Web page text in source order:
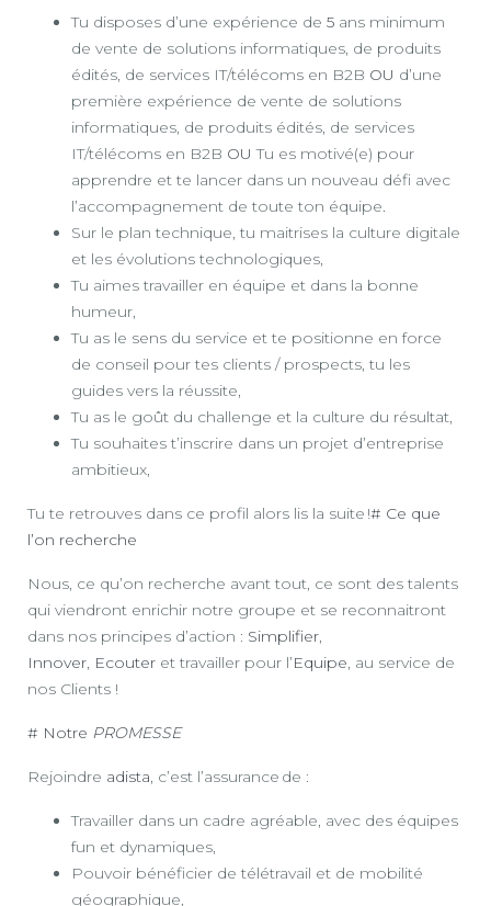
Tu disposes d’une expérience de 5 ans minimum
de vente de solutions informatiques, de produits
édités, de services IT/télécoms en B2B OU d’une
première expérience de vente de solutions
informatiques, de produits édités, de services
IT/télécoms en B2B OUTu es motivé(e) pour
apprendre et te lancer dans un nouveau défi avec
l’accompagnement de toute ton équipe.
Sur le plan technique, tu maitrises la culture digitale
et les évolutions technologiques,
Tu aimes travailler en équipe et dans la bonne
humeur,
Tu as le sens du service et te positionne en force
de conseil pour tes clients / prospects, tu les
guides vers la réussite,
Tu as le goût du challenge et la culture du résultat,
Tu souhaites t’inscrire dans un projet d’entreprise
ambitieux,
Tu te retrouves dans ce profil alors lis la suite !# Ce que
l’on recherche
Nous, ce qu’on recherche avant tout, ce sont des talents
qui viendront enrichir notre groupe et se reconnaitront
dans nos principes d’action : Simplifier,
Innover, Ecouter et travailler pour l’Equipe, au service de
nos Clients !
# Notre PROMESSE
Rejoindre adista, c’est l’assurance de :
Travailler dans un cadre agréable, avec des équipes
fun et dynamiques,
Pouvoir bénéficier de télétravail et de mobilité
géographique,